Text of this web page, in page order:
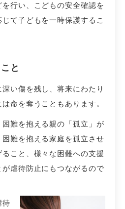
行い、こどもの安全確認を
て子どもを一時保護するこ
と
い傷を残し、将来にわたり
命を奪うこともあります。
難を抱える親の「孤立」が
難を抱える家庭を孤立させ
こと、様々な困難への支援
虐待防止にもつながるので
待